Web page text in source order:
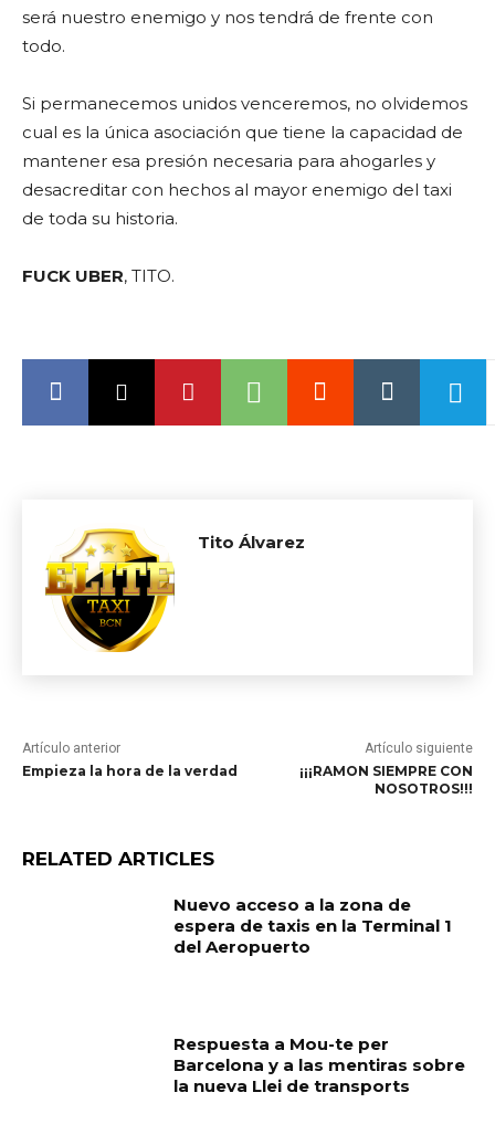
será nuestro enemigo y nos tendrá de frente con
todo.
Si permanecemos unidos venceremos, no olvidemos
cual es la única asociación que tiene la capacidad de
mantener esa presión necesaria para ahogarles y
desacreditar con hechos al mayor enemigo del taxi
de toda su historia.
FUCK UBER, TITO.
Tito Álvarez
Artículo anterior
Empieza la hora de la verdad
Artículo siguiente
¡¡¡RAMON SIEMPRE CON
NOSOTROS!!!
RELATED ARTICLES
Nuevo acceso a la zona de
espera de taxis en la Terminal 1
del Aeropuerto
Respuesta a Mou-te per
Barcelona y a las mentiras sobre
la nueva Llei de transports